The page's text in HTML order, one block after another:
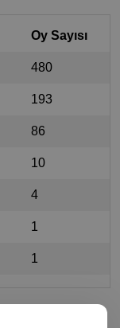
Oy Sayısı
480
193
86
10
4
1
1